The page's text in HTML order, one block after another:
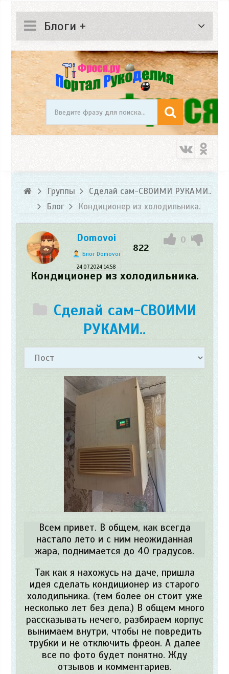
Блоги +
Группы
Сделай сам-СВОИМИ РУКАМИ..
Блог
Кондиционер из холодильника.
Domovoi
Блог Domovoi
24.07.2024 14:58
822
0
Кондиционер из холодильника.
Сделай сам-СВОИМИ
РУКАМИ..
Всем привет. В общем, как всегда
настало лето и с ним неожиданная
жара, поднимается до 40 градусов.
Так как я нахожусь на даче, пришла
идея сделать кондиционер из старого
холодильника. (тем более он стоит уже
несколько лет без дела.) В общем много
рассказывать нечего, разбираем корпус
вынимаем внутри, чтобы не повредить
трубки и не отключить фреон. А далее
все по фото будет понятно. Жду
отзывов и комментариев.